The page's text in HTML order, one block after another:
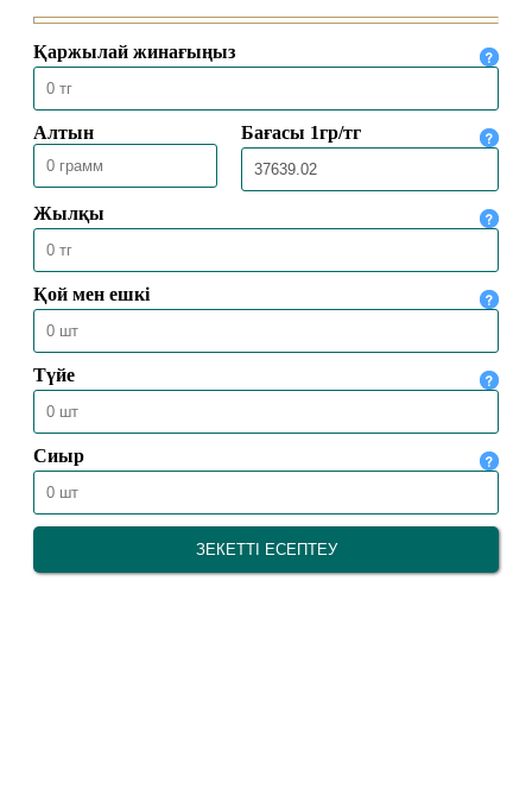
30.05.2026 4455
МЕККЕДЕ 1447 ҺИЖРИ ЖЫЛҒЫ
ҚАЖЫЛЫҚ МАУСЫМЫ
ҚОРЫТЫНДЫЛАНДЫ
30.05.2026